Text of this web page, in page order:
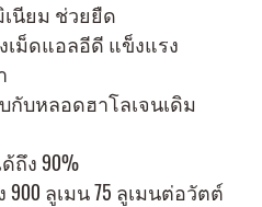
นียม ช่วยยืด
เม็ดแอลอีดี แข็งแรง
กับหลอดฮาโลเจนเดิม
ถึง 90%
ลูเมน 75 ลูเมนต่อวัตต์